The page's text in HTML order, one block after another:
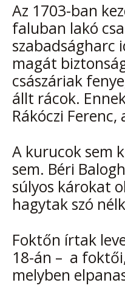
Az 1703-ban
faluban lakó
szabadságharc
magát
császáriak
állt rácok.
Rákóczi
A kurucok sem
sem. Béri
súlyos károkat
hagytak szó
Foktőn írtak
18-án – a
melyben